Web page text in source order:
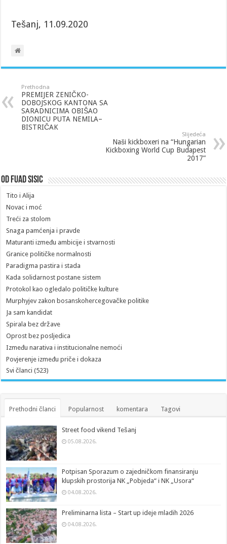
Tešanj, 11.09.2020
Prethodna
PREMIJER ZENIČKO-
DOBOJSKOG KANTONA SA
SARADNICIMA OBIŠAO
DIONICU PUTA NEMILA–
BISTRIČAK
Slijedeća
Naši kickboxeri na “Hungarian
Kickboxing World Cup Budapest
2017”
Od Fuad Sisic
Tito i Alija
Novac i moć
Treći za stolom
Snaga pamćenja i pravde
Maturanti između ambicije i stvarnosti
Granice političke normalnosti
Paradigma pastira i stada
Kada solidarnost postane sistem
Protokol kao ogledalo političke kulture
Murphyjev zakon bosanskohercegovačke politike
Ja sam kandidat
Spirala bez države
Oprost bez posljedica
Između narativa i institucionalne nemoći
Povjerenje između priče i dokaza
Svi članci (523)
Prethodni članci Popularnost komentara Tagovi
Street food vikend Tešanj
05.08.2026.
Potpisan Sporazum o zajedničkom finansiranju
klupskih prostorija NK „Pobjeda“ i NK „Usora“
04.08.2026.
Preliminarna lista – Start up ideje mladih 2026
04.08.2026.